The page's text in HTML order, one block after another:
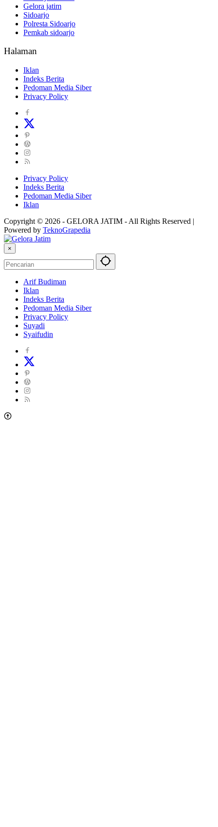
Gelora jatim
Sidoarjo
Polresta Sidoarjo
Pemkab sidoarjo
Halaman
Iklan
Indeks Berita
Pedoman Media Siber
Privacy Policy
Privacy Policy
Indeks Berita
Pedoman Media Siber
Iklan
Copyright © 2026 - GELORA JATIM - All Rights Reserved |
Powered by TeknoGrapedia
×
Arif Budiman
Iklan
Indeks Berita
Pedoman Media Siber
Privacy Policy
Suyadi
Syaifudin